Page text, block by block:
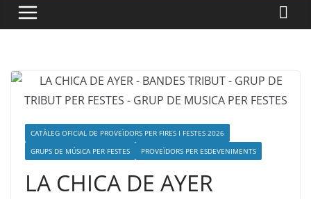
CATÀLEG OFICIAL DE PROVEÏDORS PER FIRES I FESTES 2026
GRUPS DE MÚSICA PER FESTES
PROVEÏDORS PER ESDEVENIMENTS
LA CHICA DE AYER